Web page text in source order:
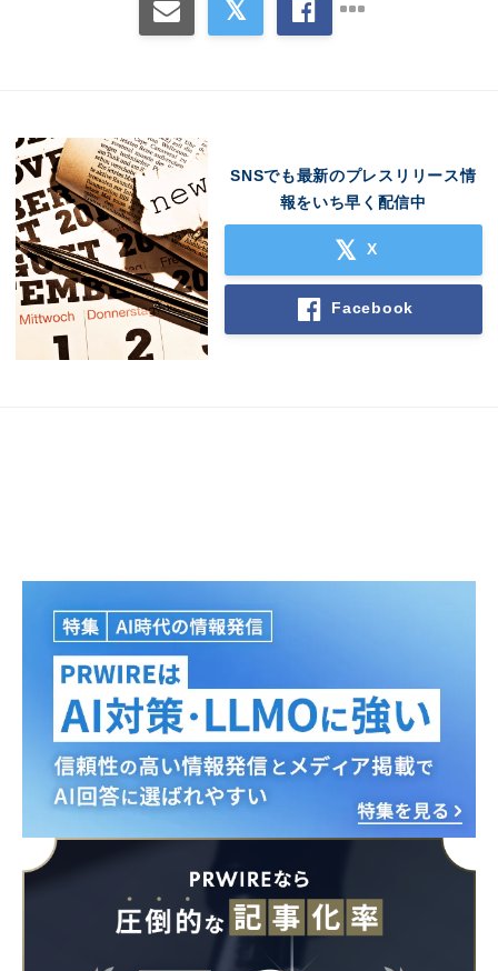
SNSでも最新のプレスリリース情
報をいち早く配信中
X
Facebook
Japanese